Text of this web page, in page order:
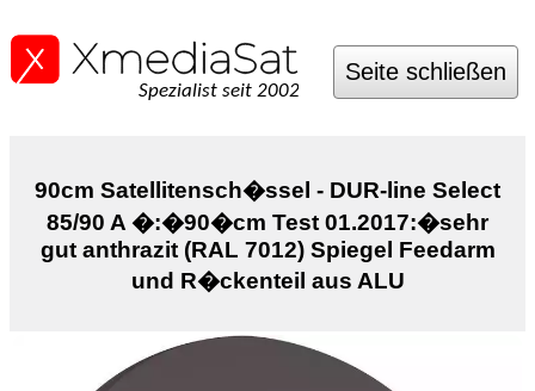
Spezialist seit 2002
Seite schließen
90cm Satellitensch�ssel - DUR-line Select
85/90 A �:�90�cm Test 01.2017:�sehr
gut anthrazit (RAL 7012) Spiegel Feedarm
und R�ckenteil aus ALU